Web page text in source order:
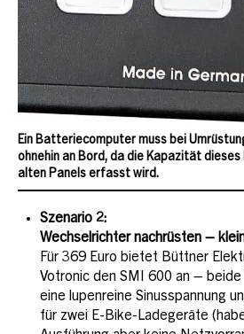
Ein Batteriecomputer muss bei
ohnehin an Bord, da die Kapazität
alten Panels erfasst wird.
Szenario 2:
Wechselrichter nachrüsten –
Für 369 Euro bietet Büttner
Votronic den SMI 600 an –
eine lupenreine Sinusspannung
für zwei E-Bike-Ladegeräte